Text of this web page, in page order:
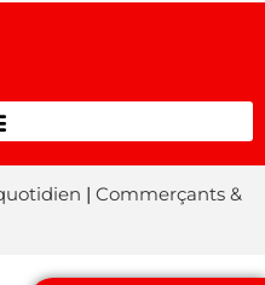
| Commerçants &